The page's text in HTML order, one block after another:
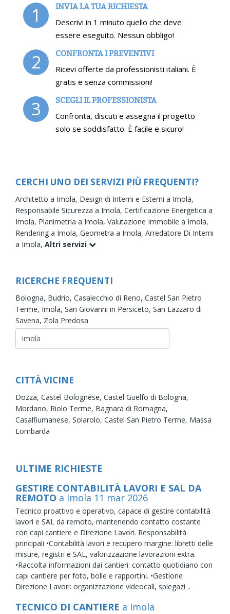
1 INVIA LA TUA RICHIESTA
Descrivi in 1 minuto quello che deve
essere eseguito. Nessun obbligo!
2 CONFRONTA I PREVENTIVI
Ricevi offerte da professionisti italiani. È
gratis e senza commissioni!
3 SCEGLI IL PROFESSIONISTA
Confronta, discuti e assegna il progetto
solo se soddisfatto. È facile e sicuro!
CERCHI UNO DEI SERVIZI PIÙ FREQUENTI?
Architetto a Imola, Design di Interni e Esterni a Imola,
Responsabile Sicurezza a Imola, Certificazione Energetica a
Imola, Planimetria a Imola, Valutazione Immobile a Imola,
Rendering a Imola, Geometra a Imola, Arredatore Di Interni
a Imola, Altri servizi
RICERCHE FREQUENTI
Bologna, Budrio, Casalecchio di Reno, Castel San Pietro
Terme, Imola, San Giovanni in Persiceto, San Lazzaro di
Savena, Zola Predosa
CITTÀ VICINE
Dozza, Castel Bolognese, Castel Guelfo di Bologna,
Mordano, Riolo Terme, Bagnara di Romagna,
Casalfiumanese, Solarolo, Castel San Pietro Terme, Massa
Lombarda
ULTIME RICHIESTE
GESTIRE CONTABILITÀ LAVORI E SAL DA
REMOTO a Imola 11 mar 2026
Tecnico proattivo e operativo, capace di gestire contabilità
lavori e SAL da remoto, mantenendo contatto costante
con capi cantiere e Direzione Lavori. Responsabilità
principali •Contabilità lavori e recupero margine: libretti delle
misure, registri e SAL, valorizzazione lavorazioni extra.
•Raccolta informazioni dai cantieri: contatto quotidiano con
capi cantiere per foto, bolle e rapportini. •Gestione
Direzione Lavori: organizzazione videocall, spiegazi ..
TECNICO DI CANTIERE a Imola